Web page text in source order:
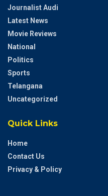
Journalist Audi
Latest News
Movie Reviews
National
Politics
Sports
Telangana
Uncategorized
Quick Links
Home
Contact Us
Privacy & Policy